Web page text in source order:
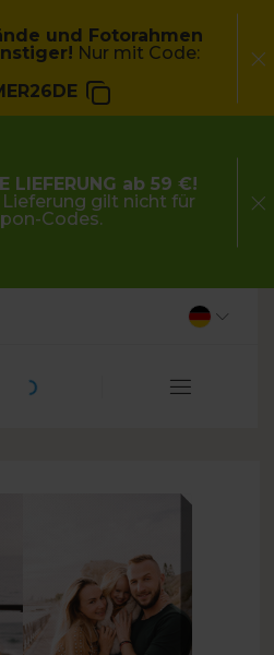
und Fotorahmen
Nur mit Code:
LIEFERUNG ab 59 €!
gilt nicht für
Codes.